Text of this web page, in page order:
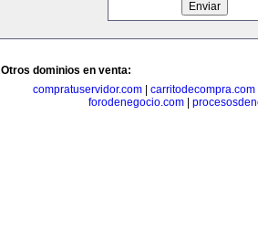
Otros dominios en venta:
compratuservidor.com
carritodecompra.com
forodenegocio.com